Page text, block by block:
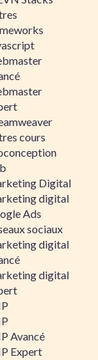
cours
Digital
digital
Ads
sociaux
digital
digital
Avancé
Expert